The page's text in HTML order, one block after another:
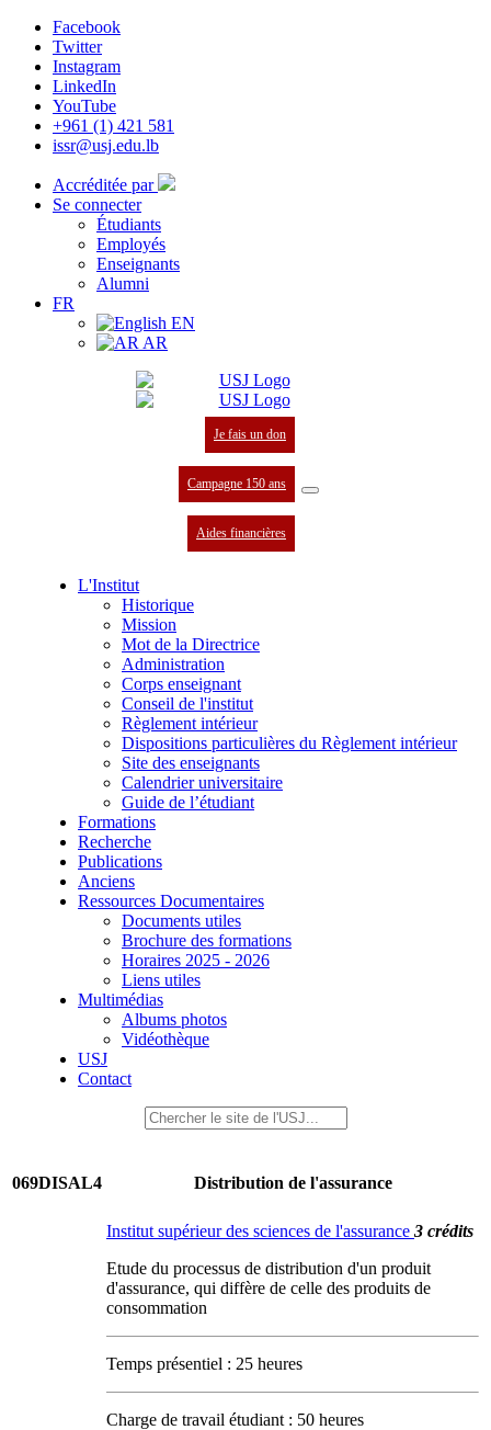
Facebook
Twitter
Instagram
LinkedIn
YouTube
+961 (1) 421 581
issr@usj.edu.lb
Accréditée par
Se connecter
Étudiants
Employés
Enseignants
Alumni
FR
EN
AR
Je fais un don
Campagne 150 ans
Aides financières
L'Institut
Historique
Mission
Mot de la Directrice
Administration
Corps enseignant
Conseil de l'institut
Règlement intérieur
Dispositions particulières du Règlement intérieur
Site des enseignants
Calendrier universitaire
Guide de l’étudiant
Formations
Recherche
Publications
Anciens
Ressources Documentaires
Documents utiles
Brochure des formations
Horaires 2025 - 2026
Liens utiles
Multimédias
Albums photos
Vidéothèque
USJ
Contact
069DISAL4 Distribution de l'assurance
Institut supérieur des sciences de l'assurance 3 crédits
Etude du processus de distribution d'un produit
d'assurance, qui diffère de celle des produits de
consommation
Temps présentiel : 25 heures
Charge de travail étudiant : 50 heures